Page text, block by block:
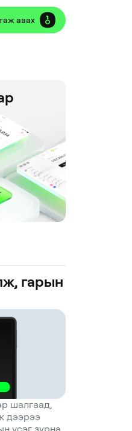
авах
гарын
шалгаад,
дээрээ
үсэг зурна